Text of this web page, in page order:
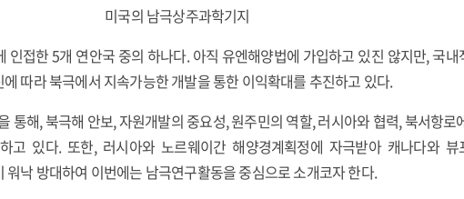
미국의 남극상주과학기지
인접한 5개 연안국 중의 하나다. 아직 유엔해양법에 가입하고 있진 않지만, 국
따라 북극에서 지속가능한 개발을 통한 이익확대를 추진하고 있다.
통해, 북극해 안보, 자원개발의 중요성, 원주민의 역할, 러시아와 협력, 북서항로
고 있다. 또한, 러시아와 노르웨이간 해양경계획정에 자극받아 캐나다와 뷰
낙 방대하여 이번에는 남극연구활동을 중심으로 소개코자 한다.